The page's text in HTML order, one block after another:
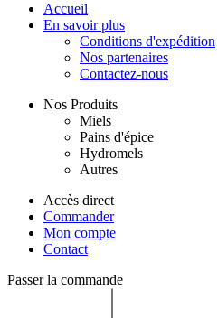
Accueil
En savoir plus
Conditions d'expédition
Nos partenaires
Contactez-nous
Nos Produits
Miels
Pains d'épice
Hydromels
Autres
Accès direct
Commander
Mon compte
Contact
Passer la commande